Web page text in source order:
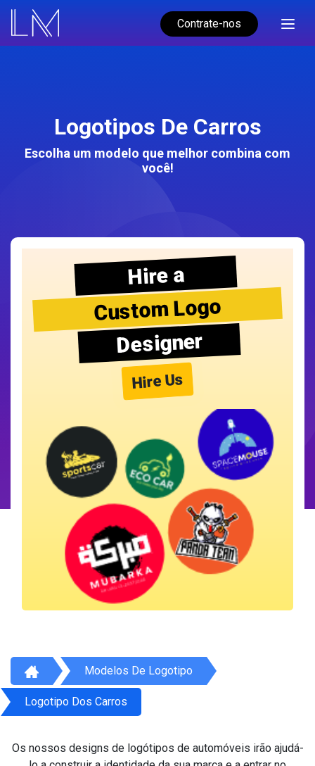
Contrate-nos
Logotipos De Carros
Escolha um modelo que melhor combina com
você!
Hire a
Custom Logo
Designer
Hire Us
Modelos De Logotipo
Logotipo Dos Carros
Os nossos designs de logótipos de automóveis irão ajudá-